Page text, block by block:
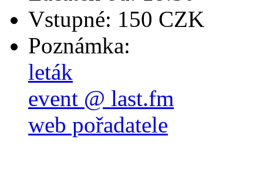
Vstupné: 150 CZK
Poznámka:
leták
event @ last.fm
web pořadatele